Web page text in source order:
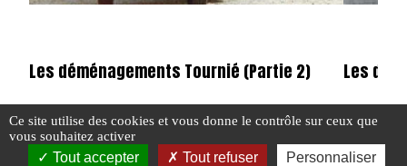
Les déménagements Tournié (Partie 2)
#N° 363 MAI 2023 #TOURNIÉ #TRANSPORTEURS
Les
#N° 362
Ce site utilise des cookies et vous donne le contrôle sur ceux que
vous souhaitez activer
Tout accepter Tout refuser Personnaliser